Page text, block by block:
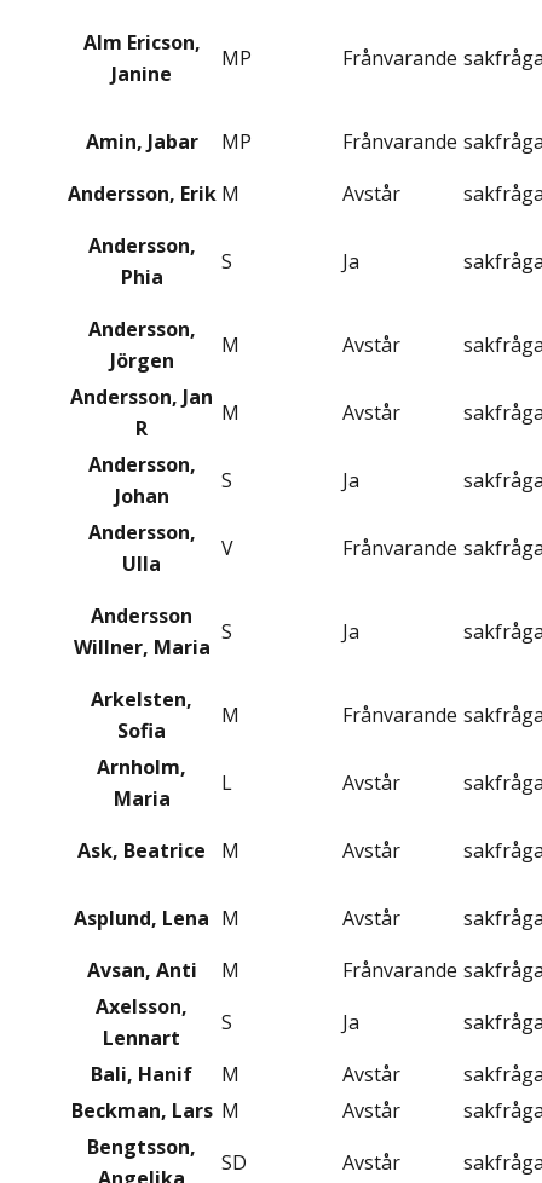
Alm Ericson,
Janine
MP Frånvarande
Amin, Jabar MP Frånvarande
Andersson, Erik M Avstår
Andersson,
Phia
S Ja
Andersson,
Jörgen
M Avstår
Andersson, Jan
R
M Avstår
Andersson,
Johan
S Ja
Andersson,
Ulla
V Frånvarande
Andersson
Willner, Maria
S Ja
Arkelsten,
Sofia
M Frånvarande
Arnholm,
Maria
L Avstår
Ask, Beatrice M Avstår
Asplund, Lena M Avstår
Avsan, Anti
M Frånvarande
Axelsson,
Lennart
S Ja
Bali, Hanif
M Avstår
Beckman, Lars M Avstår
Bengtsson,
SD Avstår